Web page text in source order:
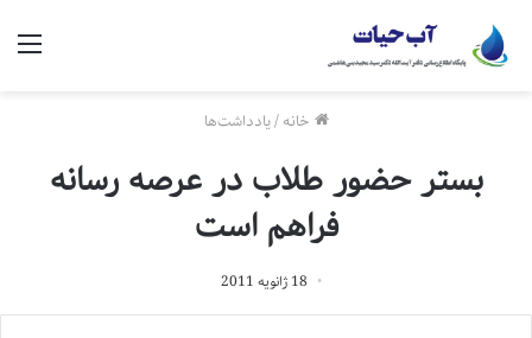
خانه/یادداشت‌ها
بستر حضور طلاب در عرصه رسانه
فراهم است
18 ژانویه 2011